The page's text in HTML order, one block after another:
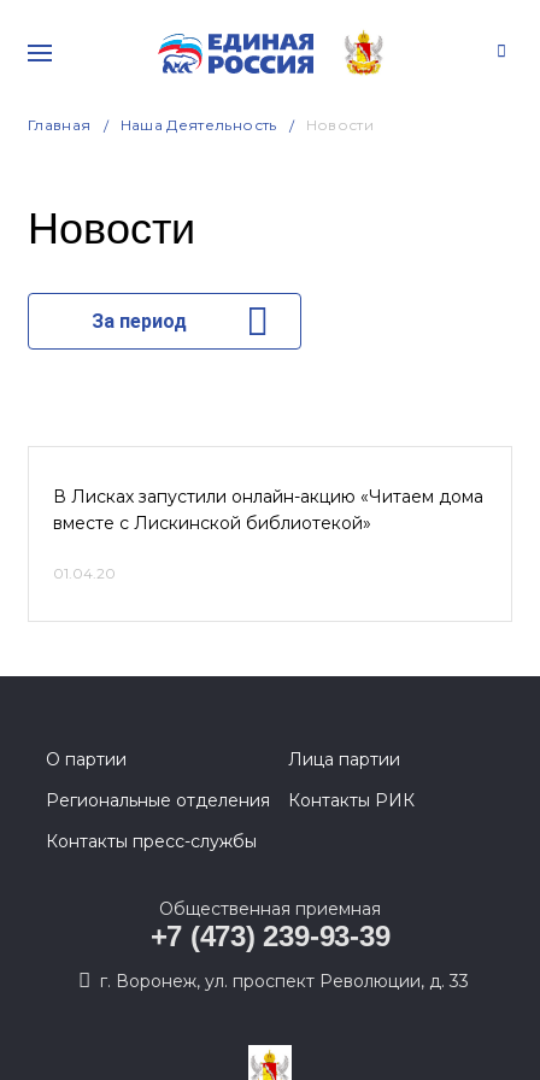
Главная Наша Деятельность Новости
Новости
За период
В Лисках запустили онлайн-акцию «Читаем дома
вместе с Лискинской библиотекой»
01.04.20
О партии
Лица партии
Региональные отделения
Контакты РИК
Контакты пресс-службы
Общественная приемная
+7 (473) 239-93-39
г. Воронеж, ул. проспект Революции, д. 33